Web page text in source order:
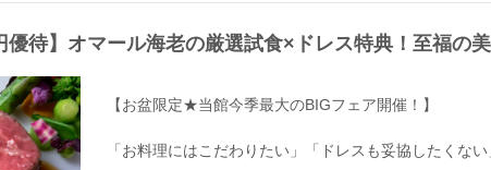
優待】オマール海老の厳選試食×ドレス特典！至福の
【お盆限定★当館今季最大のBIGフェア開催！】
「お料理にはこだわりたい」「ドレスも妥協したくな